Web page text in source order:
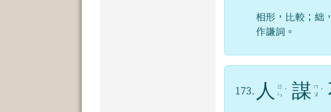
相形，比較；絀
作謙詞。
173. 人
ㄖ
ㄣ ˊ 謀 ㄇ
ㄡ ˊ